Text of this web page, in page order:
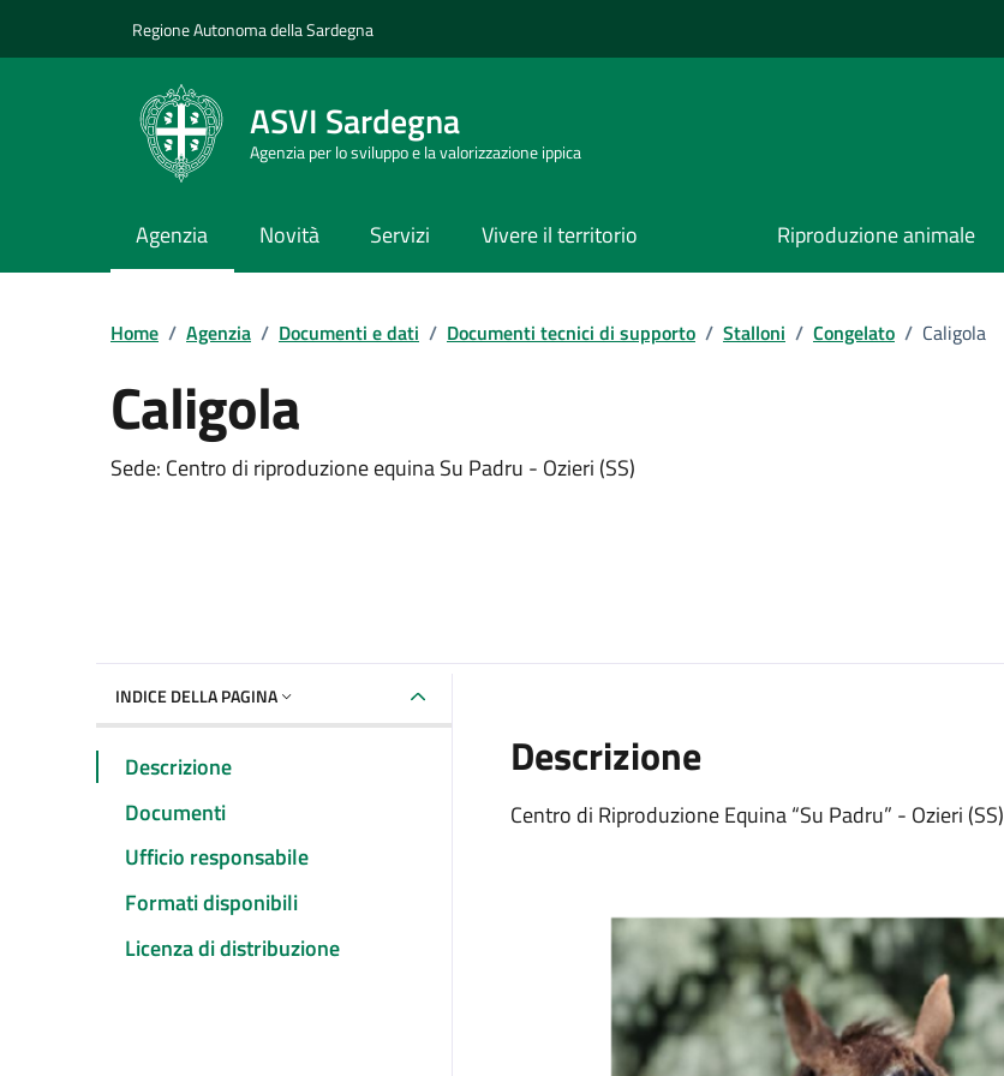
Regione Autonoma della Sardegna
ASVI Sardegna
Agenzia per lo sviluppo e la valorizzazione ippica
Agenzia Novità Servizi Vivere il territorio Riproduzione animale
Home / Agenzia / Documenti e dati / Documenti tecnici di supporto / Stalloni / Congelato / Caligola
Caligola
Dettaglio del documento
Sede: Centro di riproduzione equina Su Padru - Ozieri (SS)
INDICE DELLA PAGINA
Descrizione
Documenti
Ufficio responsabile
Formati disponibili
Licenza di distribuzione
Descrizione
Centro di Riproduzione Equina “Su Padru” - Ozieri (SS)